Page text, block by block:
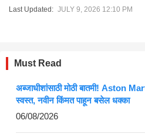
Last Updated: JULY 9, 2026 12:10 PM
Must Read
अब्जाधीशांसाठी मोठी बातमी! Aston
स्वस्त, नवीन किंमत पाहून बसेल धक्का
06/08/2026